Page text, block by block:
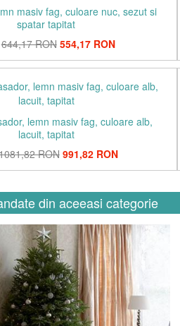
masiv fag, culoare nuc, sezut si
spatar tapitat
644,17 RON 554,17 RON
lemn masiv fag, culoare alb,
lacuit, tapitat
RON 991,82 RON
din aceeasi categorie